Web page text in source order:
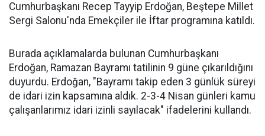
Cumhurbaşkanı Recep Tayyip Erdoğan, Beştepe Millet
Sergi Salonu'nda Emekçiler ile İftar programına katıldı.
Burada açıklamalarda bulunan Cumhurbaşkanı
Erdoğan, Ramazan Bayramı tatilinin 9 güne çıkarıldığını
duyurdu. Erdoğan, "Bayramı takip eden 3 günlük süreyi
de idari izin kapsamına aldık. 2-3-4 Nisan günleri kamu
çalışanlarımız idari izinli sayılacak" ifadelerini kullandı.